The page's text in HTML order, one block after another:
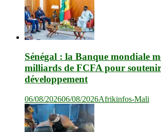
Sénégal : la Banque mondiale
milliards de FCFA pour
développement
06/08/202606/08/2026Afrikinfos-Mali